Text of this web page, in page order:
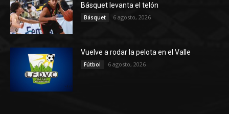
Básquet levanta el telón
Básquet 6 agosto, 2026
Vuelve a rodar la pelota en el Valle
Fútbol 6 agosto, 2026